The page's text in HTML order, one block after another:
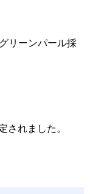
リーンパール採
されました。